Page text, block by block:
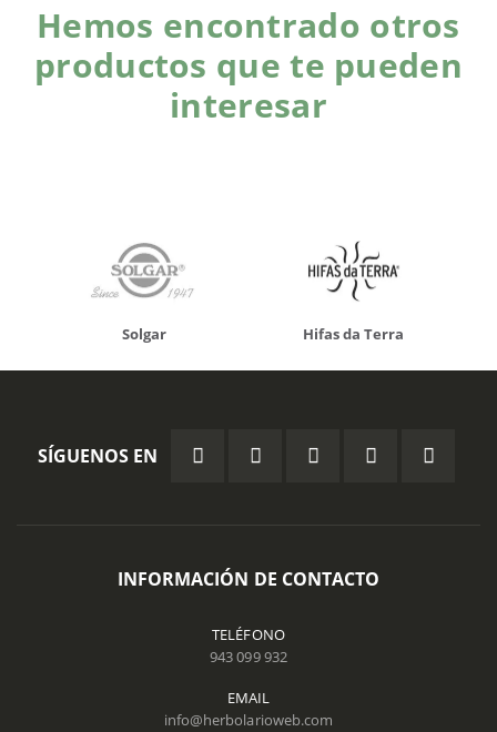
Hemos encontrado otros
productos que te pueden
interesar
Solgar Hifas da Terra
SÍGUENOS EN
INFORMACIÓN DE CONTACTO
TELÉFONO
943 099 932
EMAIL
info@herbolarioweb.com